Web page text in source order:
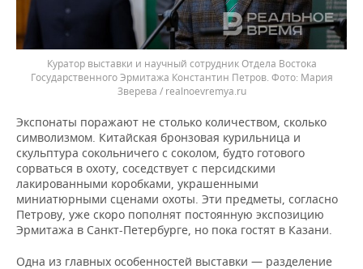
Куратор выставки и научный сотрудник Отдела Востока
Государственного Эрмитажа Константин Петров.
Мария
Зверева / realnoevremya.ru
Экспонаты поражают не столько количеством, сколько
символизмом. Китайская бронзовая курильница и
скульптура сокольничего с соколом, будто готового
сорваться в охоту, соседствует с персидскими
лакированными коробками, украшенными
миниатюрными сценами охоты. Эти предметы, согласно
Петрову, уже скоро пополнят постоянную экспозицию
Эрмитажа в Санкт-Петербурге, но пока гостят в Казани.
Одна из главных особенностей выставки — разделение